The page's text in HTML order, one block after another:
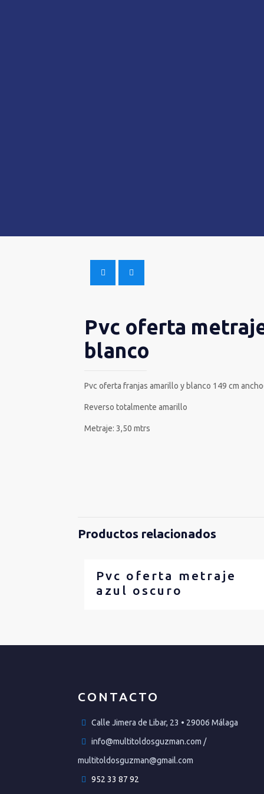
Pvc oferta
blanco
Pvc oferta franjas amarillo y blanco 149 cm
Reverso totalmente amarillo
Metraje: 3,50 mtrs
Productos relacionados
Pvc oferta metraje
azul oscuro
CONTACTO
Calle Jimera de Libar, 23 • 29006 Málaga
info@multitoldosguzman.com /
multitoldosguzman@gmail.com
952 33 87 92